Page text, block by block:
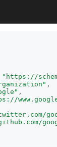
"https://
,
,